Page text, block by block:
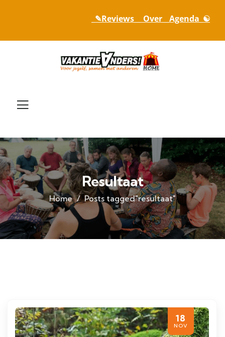
_✎Reviews_ _ Over_ _Agenda_☯
Resultaat
Home Posts tagged"resultaat"
18
NOV